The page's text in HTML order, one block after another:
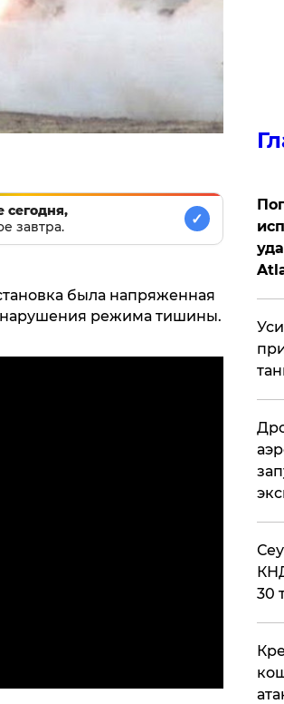
сегодня,
завтра.
✓
была напряженная
нарушения режима тишины.
30